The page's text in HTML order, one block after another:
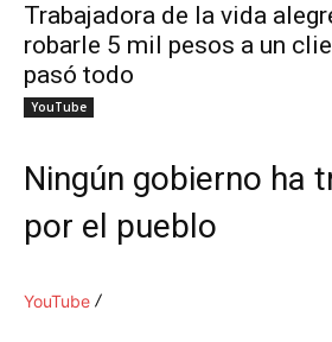
Trabajadora de la vida
robarle 5 mil pesos a un
pasó todo
YouTube
Ningún gobierno ha
por el pueblo
YouTube